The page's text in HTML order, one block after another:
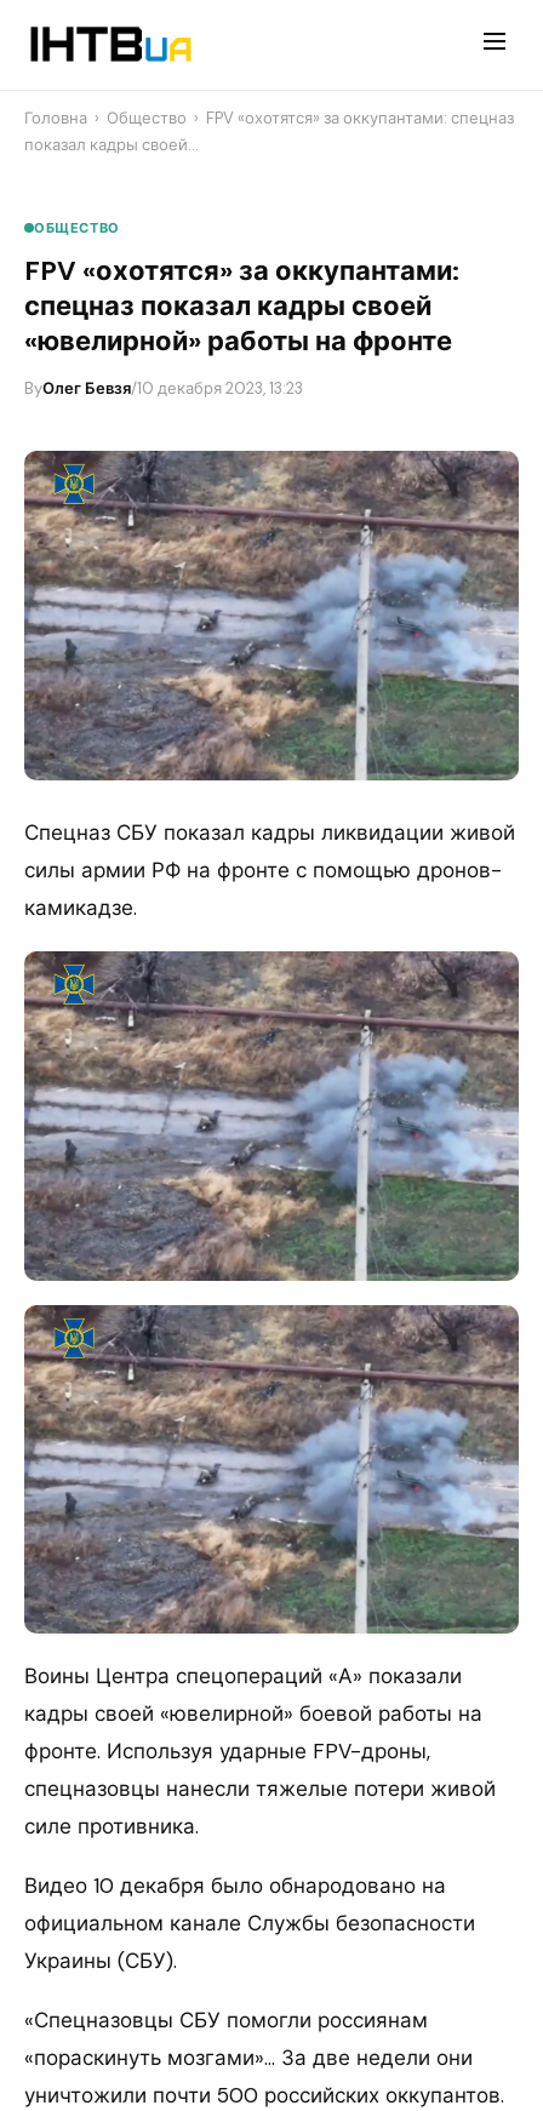
Головна › Общество › ​FPV «охотятся» за оккупантами: спецназ
показал кадры своей…
ОБЩЕСТВО
​FPV «охотятся» за оккупантами:
спецназ показал кадры своей
«ювелирной» работы на фронте
ByОлег Бевзя/10 декабря 2023, 13:23
Спецназ СБУ показал кадры ликвидации живой
силы армии РФ на фронте с помощью дронов-
камикадзе.
Воины Центра спецопераций «А» показали
кадры своей «ювелирной» боевой работы на
фронте. Используя ударные FPV-дроны,
спецназовцы нанесли тяжелые потери живой
силе противника.
Видео 10 декабря было обнародовано на
официальном канале Службы безопасности
Украины (СБУ).
«Спецназовцы СБУ помогли россиянам
«пораскинуть мозгами»… За две недели они
уничтожили почти 500 российских оккупантов.